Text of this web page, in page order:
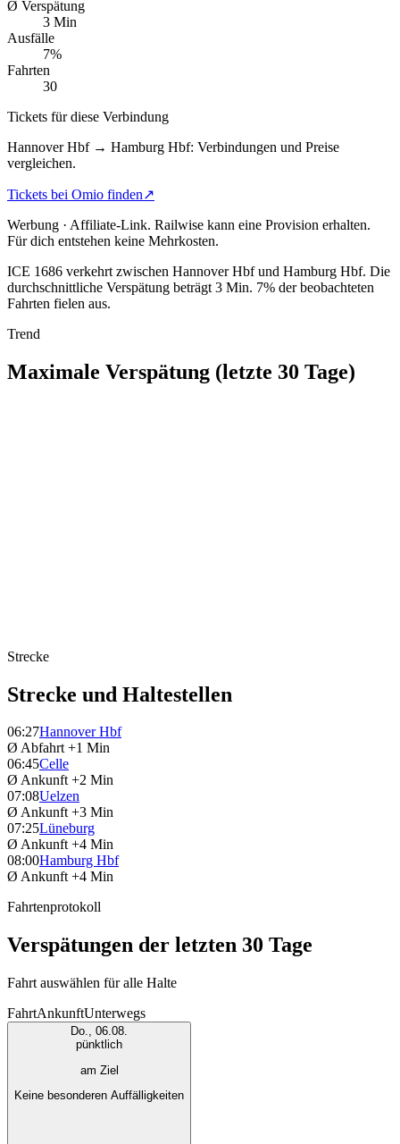
Ø Verspätung
3 Min
Ausfälle
7%
Fahrten
30
Tickets für diese Verbindung
Hannover Hbf → Hamburg Hbf: Verbindungen und Preise
vergleichen.
Tickets bei Omio finden↗
Werbung · Affiliate-Link. Railwise kann eine Provision erhalten.
Für dich entstehen keine Mehrkosten.
ICE 1686 verkehrt zwischen Hannover Hbf und Hamburg Hbf. Die
durchschnittliche Verspätung beträgt 3 Min. 7% der beobachteten
Fahrten fielen aus.
Trend
Maximale Verspätung (letzte 30 Tage)
Strecke
Strecke und Haltestellen
06:27Hannover Hbf
Ø Abfahrt +1 Min
06:45Celle
Ø Ankunft +2 Min
07:08Uelzen
Ø Ankunft +3 Min
07:25Lüneburg
Ø Ankunft +4 Min
08:00Hamburg Hbf
Ø Ankunft +4 Min
Fahrtenprotokoll
Verspätungen der letzten 30 Tage
Fahrt auswählen für alle Halte
FahrtAnkunftUnterwegs
Do., 06.08.
pünktlich
am Ziel
Keine besonderen Auffälligkeiten